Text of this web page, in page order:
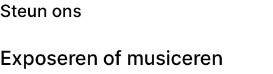
Steun ons
Exposeren of musiceren